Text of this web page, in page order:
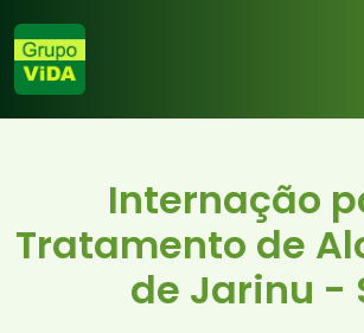
Internação
Tratamento de
de Jarinu -